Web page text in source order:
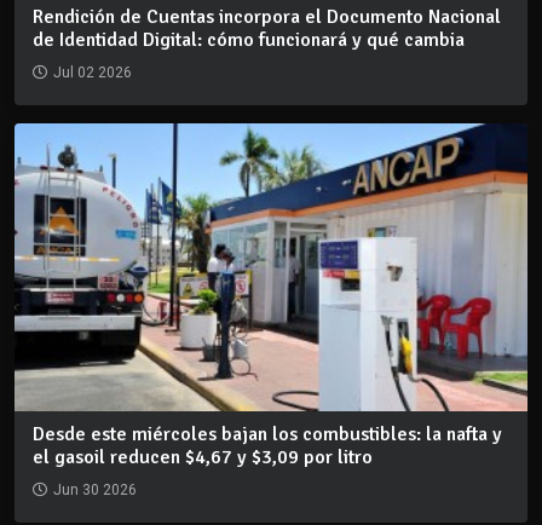
Rendición de Cuentas incorpora el Documento Nacional
de Identidad Digital: cómo funcionará y qué cambia
Jul 02 2026
Desde este miércoles bajan los combustibles: la nafta y
el gasoil reducen $4,67 y $3,09 por litro
Jun 30 2026